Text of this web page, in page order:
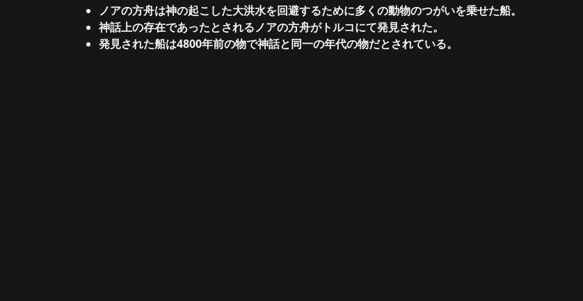
ノアの方舟は神の起こした大洪水を回避するために多くの動物のつがいを乗せた船。
神話上の存在であったとされるノアの方舟がトルコにて発見された。
発見された船は4800年前の物で神話と同一の年代の物だとされている。